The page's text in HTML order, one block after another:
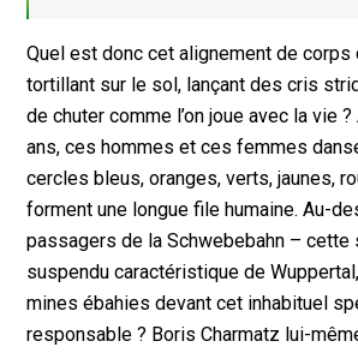
Quel est donc cet alignement de corps
tortillant sur le sol, lançant des cris
de chuter comme l’on joue avec la vie
ans, ces hommes et ces femmes
cercles bleus, oranges, verts, jaunes,
forment une longue file humaine. Au-
passagers de la Schwebebahn – cette
suspendu caractéristique de
mines ébahies devant cet inhabituel
responsable ? Boris Charmatz lui-